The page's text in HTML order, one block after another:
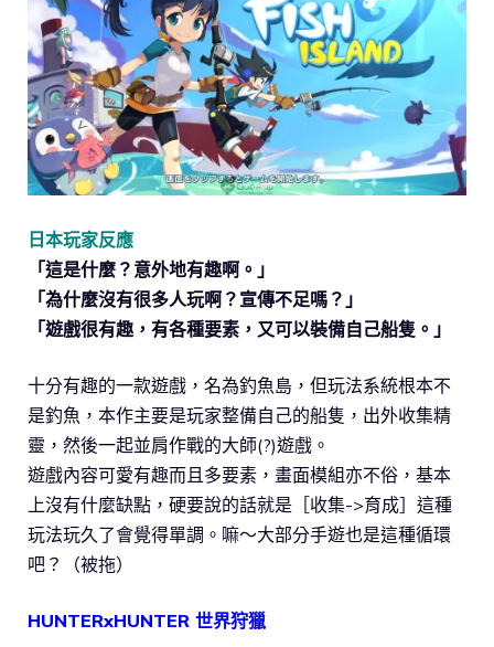
日本玩家反應
「這是什麼？意外地有趣啊。」
「為什麼沒有很多人玩啊？宣傳不足嗎？」
「遊戲很有趣，有各種要素，又可以裝備自己船隻。」
十分有趣的一款遊戲，名為釣魚島，但玩法系統根本不
是釣魚，本作主要是玩家整備自己的船隻，出外收集精
靈，然後一起並肩作戰的大師(?)遊戲。
遊戲內容可愛有趣而且多要素，畫面模組亦不俗，基本
上沒有什麼缺點，硬要說的話就是［收集->育成］這種
玩法玩久了會覺得單調。嘛～大部分手遊也是這種循環
吧？（被拖）
HUNTERxHUNTER 世界狩獵